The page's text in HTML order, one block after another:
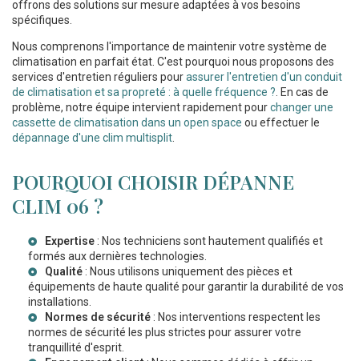
offrons des solutions sur mesure adaptées à vos besoins
spécifiques.
Nous comprenons l'importance de maintenir votre système de
climatisation en parfait état. C'est pourquoi nous proposons des
services d'entretien réguliers pourassurer l'entretien d'un conduit
de climatisation et sa propreté : à quelle fréquence ? . En cas de
problème, notre équipe intervient rapidement pourchanger une
cassette de climatisation dans un open space ou effectuer le
dépannage d'une clim multisplit
POURQUOI CHOISIR DÉPANNE
CLIM 06 ?
Expertise : Nos techniciens sont hautement qualifiés et
formés aux dernières technologies.
Qualité : Nous utilisons uniquement des pièces et
équipements de haute qualité pour garantir la durabilité de vos
installations.
Normes de sécurité : Nos interventions respectent les
normes de sécurité les plus strictes pour assurer votre
tranquillité d'esprit.